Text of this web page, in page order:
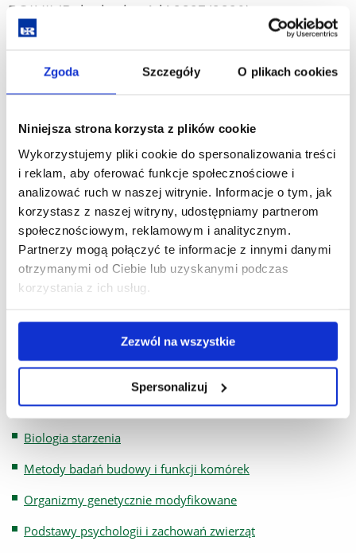
Zgoda Szczegóły O plikach cookies
Niniejsza strona korzysta z plików cookie
Wykorzystujemy pliki cookie do spersonalizowania treści
i reklam, aby oferować funkcje społecznościowe i
analizować ruch w naszej witrynie. Informacje o tym, jak
korzystasz z naszej witryny, udostępniamy partnerom
społecznościowym, reklamowym i analitycznym.
Partnerzy mogą połączyć te informacje z innymi danymi
otrzymanymi od Ciebie lub uzyskanymi podczas
korzystania z ich usług.
Zezwól na wszystkie
Spersonalizuj
ROK III (Rok akademicki 2027/2028)
Antropopresja i wymieranie gatunków
Bioetyka
Biologia ewolucyjna
Biologia molekularna z elementami inżynierii genetycznej
Enzymologia
Etologia
Immunobiologia
Immunologia
Paleobiologia
Podstawy biotechnologii
PRZEDMIOTY DO WYBORU:
Biologia starzenia
Metody badań budowy i funkcji komórek
Organizmy genetycznie modyfikowane
Podstawy psychologii i zachowań zwierząt